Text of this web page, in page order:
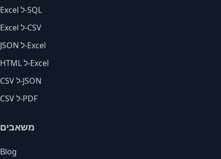
Excel ל-SQL
Excel ל-CSV
JSON ל-Excel
HTML ל-Excel
CSV ל-JSON
CSV ל-PDF
משאבים
Blog